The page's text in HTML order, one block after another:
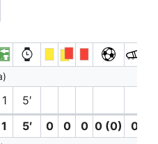
1
5′
1 5′ 0 0 0 0 (0) 0